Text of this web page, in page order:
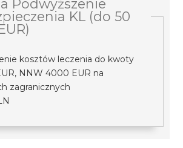
Podwyższenie
KL (do 50
kosztów leczenia do kwoty
NNW 4000 EUR na
zagranicznych